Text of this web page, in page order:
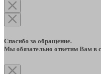
Спасибо за обращение.
Мы обязательно ответим Вам в